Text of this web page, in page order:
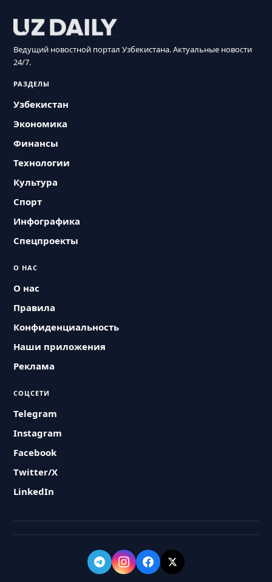
Ведущий новостной портал Узбекистана. Актуальные новости
24/7.
РАЗДЕЛЫ
Узбекистан
Экономика
Финансы
Технологии
Культура
Спорт
Инфографика
Спецпроекты
О НАС
О нас
Правила
Конфиденциальность
Наши приложения
Реклама
СОЦСЕТИ
Telegram
Instagram
Facebook
Twitter/X
LinkedIn